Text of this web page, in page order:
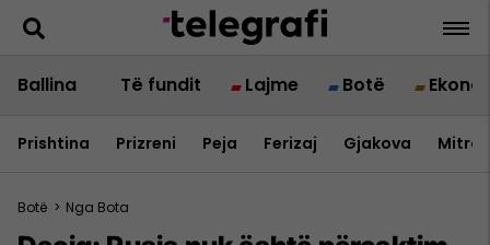
Ballina Të fundit Lajme Botë
Prishtina Prizreni Peja Ferizaj Gjakova
Botë > Nga Bota